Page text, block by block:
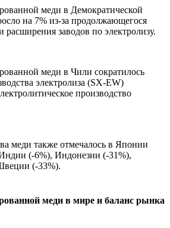
меди в Демократической
на 7% из-за продолжающегося
заводов по электролизу.
меди в Чили сократилось
электролиза (SX-EW)
производство
меди также отмечалось в Японии
(-6%), Индонезии (-31%),
(-33%).
меди в мире и баланс рынка